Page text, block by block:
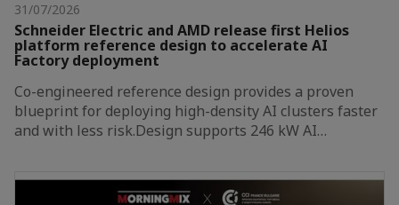
31/07/2026
Schneider Electric and AMD release first Helios
platform reference design to accelerate AI
Factory deployment
Co-engineered reference design provides a proven
blueprint for deploying high-density AI clusters faster
and with less risk.Design supports 246 kW AI…